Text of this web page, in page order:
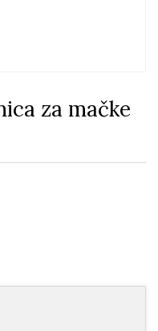
za mačke